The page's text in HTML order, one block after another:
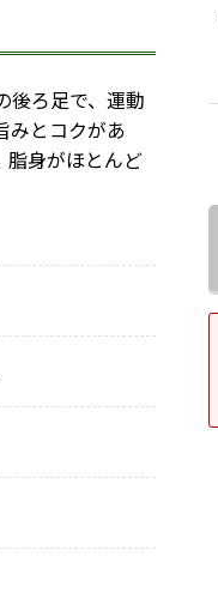
後ろ足で、運動
みとコクがあ
脂身がほとんど